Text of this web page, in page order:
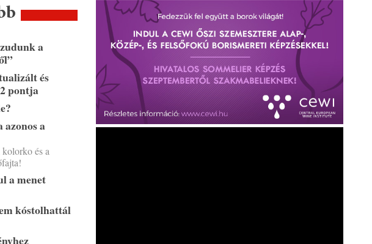
a
és
pontja
a
és a
a menet
kóstolhattál